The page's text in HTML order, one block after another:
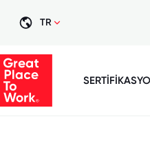
TR